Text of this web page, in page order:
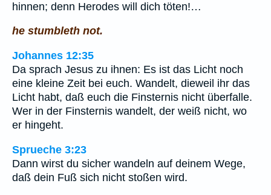
hinnen; denn Herodes will dich töten!…
he stumbleth not.
Johannes 12:35
Da sprach Jesus zu ihnen: Es ist das Licht noch
eine kleine Zeit bei euch. Wandelt, dieweil ihr das
Licht habt, daß euch die Finsternis nicht überfalle.
Wer in der Finsternis wandelt, der weiß nicht, wo
er hingeht.
Sprueche 3:23
Dann wirst du sicher wandeln auf deinem Wege,
daß dein Fuß sich nicht stoßen wird.